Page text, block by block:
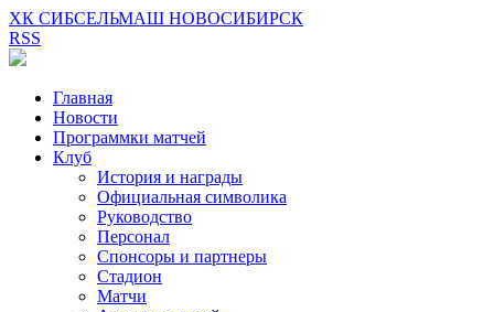
ХК СИБСЕЛЬМАШ НОВОСИБИРСК
RSS
Главная
Новости
Программки матчей
Клуб
История и награды
Официальная символика
Руководство
Персонал
Спонсоры и партнеры
Стадион
Матчи